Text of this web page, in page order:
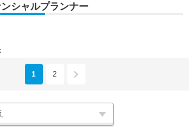
シャルプランナー
1 2